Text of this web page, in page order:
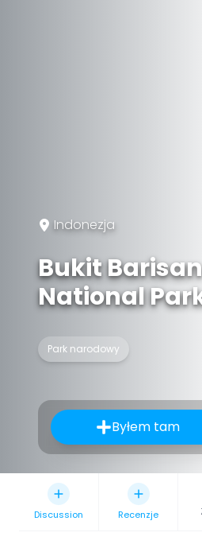
Indonezja
Bukit
National
Park narodowy
Byłem tam
Discussion Recenzje